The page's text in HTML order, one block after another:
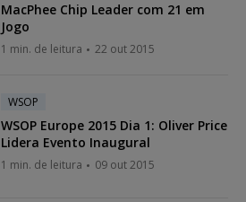
MacPhee Chip Leader com 21 em
Jogo
1 min. de leitura 22 out 2015
WSOP
WSOP Europe 2015 Dia 1: Oliver Price
Lidera Evento Inaugural
1 min. de leitura 09 out 2015